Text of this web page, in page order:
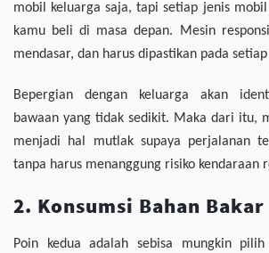
mobil keluarga saja, tapi setiap jenis
kamu beli di masa depan. Mesin
mendasar, dan harus dipastikan pada
Bepergian dengan keluarga akan
bawaan yang tidak sedikit. Maka dari itu,
menjadi hal mutlak supaya perjalanan
tanpa harus menanggung risiko kendaraan
2. Konsumsi Bahan Bakar
Poin kedua adalah sebisa mungkin